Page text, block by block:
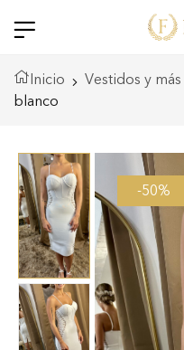
Inicio Vestidos y más
blanco
-50%